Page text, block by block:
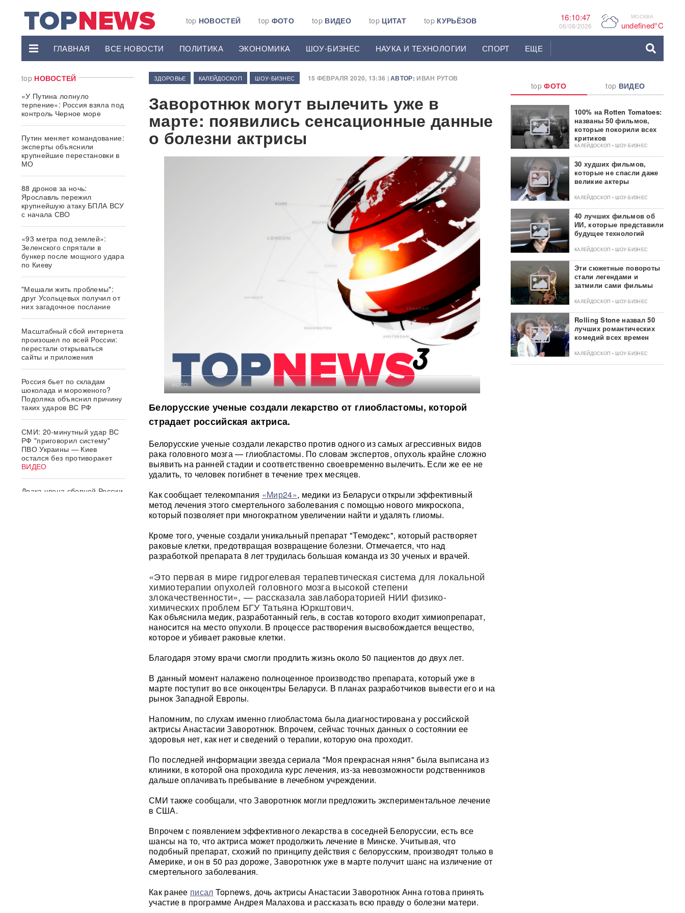
top НОВОСТЕЙ top ФОТО top ВИДЕО top ЦИТАТ top КУРЬЁЗОВ 16:10:48
06/08/2026 P МОСКВА
undefined°C
ГЛАВНАЯ ВСЕ НОВОСТИ ПОЛИТИКА ЭКОНОМИКА ШОУ-БИЗНЕС НАУКА И ТЕХНОЛОГИИ СПОРТ ЕЩЕ
top НОВОСТЕЙ
«У Путина лопнуло
терпение»: Россия взяла под
контроль Черное море
Путин меняет командование:
эксперты объяснили
крупнейшие перестановки в
МО
88 дронов за ночь:
Ярославль пережил
крупнейшую атаку БПЛА ВСУ
с начала СВО
«93 метра под землей»:
Зеленского спрятали в
бункер после мощного удара
по Киеву
"Мешали жить проблемы":
друг Усольцевых получил от
них загадочное послание
Масштабный сбой интернета
произошел по всей России:
перестали открываться
сайты и приложения
Россия бьет по складам
шоколада и мороженого?
Подоляка объяснил причину
таких ударов ВС РФ
СМИ: 20-минутный удар ВС
РФ "приговорил систему"
ПВО Украины — Киев
остался без противоракет
ВИДЕО
Драка члена сборной России
ЗДОРОВЬЕ КАЛЕЙДОСКОП ШОУ-БИЗНЕС 15 ФЕВРАЛЯ 2020, 13:36 |АВТОР: ИВАН РУТОВ
Заворотнюк могут вылечить уже в
марте: появились сенсационные данные
о болезни актрисы
ФОТО:
Белорусские ученые создали лекарство от глиобластомы, которой
страдает российская актриса.
Белорусские ученые создали лекарство против одного из самых агрессивных видов
рака головного мозга — глиобластомы. По словам экспертов, опухоль крайне сложно
выявить на ранней стадии и соответственно своевременно вылечить. Если же ее не
удалить, то человек погибнет в течение трех месяцев.
Как сообщает телекомпания «Мир24», медики из Беларуси открыли эффективный
метод лечения этого смертельного заболевания с помощью нового микроскопа,
который позволяет при многократном увеличении найти и удалять глиомы.
Кроме того, ученые создали уникальный препарат "Темодекс", который растворяет
раковые клетки, предотвращая возвращение болезни. Отмечается, что над
разработкой препарата 8 лет трудилась большая команда из 30 ученых и врачей.
«Это первая в мире гидрогелевая терапевтическая система для локальной
химиотерапии опухолей головного мозга высокой степени
злокачественности», — рассказала завлабораторией НИИ физико-
химических проблем БГУ Татьяна Юркштович.
Как объяснила медик, разработанный гель, в состав которого входит химиопрепарат,
наносится на место опухоли. В процессе растворения высвобождается вещество,
которое и убивает раковые клетки.
Благодаря этому врачи смогли продлить жизнь около 50 пациентов до двух лет.
В данный момент налажено полноценное производство препарата, который уже в
марте поступит во все онкоцентры Беларуси. В планах разработчиков вывести его и на
рынок Западной Европы.
Напомним, по слухам именно глиобластома была диагностирована у российской
актрисы Анастасии Заворотнюк. Впрочем, сейчас точных данных о состоянии ее
здоровья нет, как нет и сведений о терапии, которую она проходит.
По последней информации звезда сериала "Моя прекрасная няня" была выписана из
клиники, в которой она проходила курс лечения, из-за невозможности родственников
дальше оплачивать пребывание в лечебном учреждении.
СМИ также сообщали, что Заворотнюк могли предложить экспериментальное лечение
в США.
Впрочем с появлением эффективного лекарства в соседней Белоруссии, есть все
шансы на то, что актриса может продолжить лечение в Минске. Учитывая, что
подобный препарат, схожий по принципу действия с белорусским, производят только в
Америке, и он в 50 раз дороже, Заворотнюк уже в марте получит шанс на изличение от
смертельного заболевания.
Как ранее писал Topnews, дочь актрисы Анастасии Заворотнюк Анна готова принять
участие в программе Андрея Малахова и рассказать всю правду о болезни матери.
topФОТО top ВИДЕО
100% на Rotten Tomatoes:
названы 50 фильмов,
которые покорили всех
критиков
КАЛЕЙДОСКОП • ШОУ-БИЗНЕС
30 худших фильмов,
которые не спасли даже
великие актеры
КАЛЕЙДОСКОП • ШОУ-БИЗНЕС
40 лучших фильмов об
ИИ, которые представили
будущее технологий
КАЛЕЙДОСКОП • ШОУ-БИЗНЕС
Эти сюжетные повороты
стали легендами и
затмили сами фильмы
КАЛЕЙДОСКОП • ШОУ-БИЗНЕС
Rolling Stone назвал 50
лучших романтических
комедий всех времен
КАЛЕЙДОСКОП • ШОУ-БИЗНЕС